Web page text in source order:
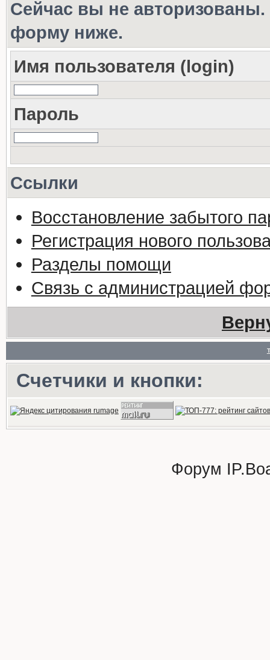
Сейчас вы не авторизованы.
форму ниже.
Имя пользователя (login)
Пароль
Ссылки
Восстановление забытого
Регистрация нового
Разделы помощи
Связь с администрацией
Счетчики и кнопки:
Форум